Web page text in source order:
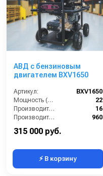
АВД с бензиновым
двигателем BXV1650
Артикул:
BXV1650
Мощность (л/с):
22
Производительность (л/мин):
16
Производительность (л/ч):
960
315 000 руб.
⚡ В корзину